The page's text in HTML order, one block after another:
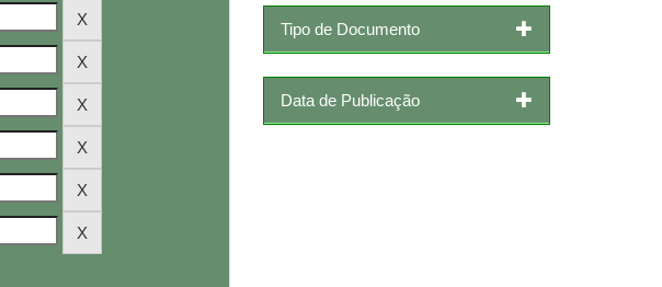
Tipo de Documento
Data de Publicação